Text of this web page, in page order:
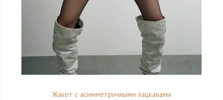
Жакет с асимметричными лацканами